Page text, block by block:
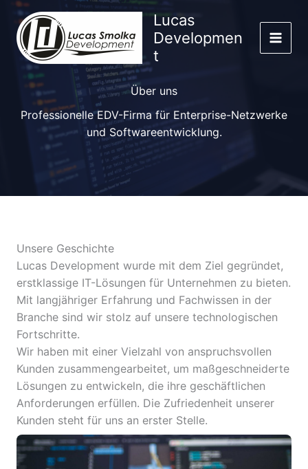
Zum
Inhalt
springen
Lucas
Developmen
t
Über uns
Professionelle EDV-Firma für Enterprise-Netzwerke
und Softwareentwicklung.
Unsere Geschichte
Lucas Development wurde mit dem Ziel gegründet,
erstklassige IT-Lösungen für Unternehmen zu bieten.
Mit langjähriger Erfahrung und Fachwissen in der
Branche sind wir stolz auf unsere technologischen
Fortschritte.
Wir haben mit einer Vielzahl von anspruchsvollen
Kunden zusammengearbeitet, um maßgeschneiderte
Lösungen zu entwickeln, die ihre geschäftlichen
Anforderungen erfüllen. Die Zufriedenheit unserer
Kunden steht für uns an erster Stelle.